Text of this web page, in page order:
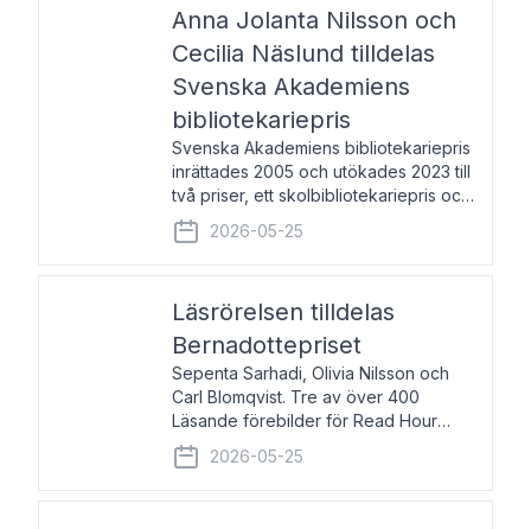
Anna Jolanta Nilsson och
Cecilia Näslund tilldelas
Svenska Akademiens
bibliotekariepris
Svenska Akademiens bibliotekariepris
inrättades 2005 och utökades 2023 till
två priser, ett skolbibliotekariepris och
ett folkbibliotekariepris. Priserna skall
tilldelas bibliotekarier vid svenska folk-
och skolbibliotek som gjort värdefull
2026-05-25
Läsrörelsen tilldelas
Bernadottepriset
Sepenta Sarhadi, Olivia Nilsson och
Carl Blomqvist. Tre av över 400
Läsande förebilder för Read Hour
Sverige. Foto: Michael Wall. Den ideella
föreningen Läsrörelsen tilldelas
Bernadottepriset 2026 för att den
2026-05-25